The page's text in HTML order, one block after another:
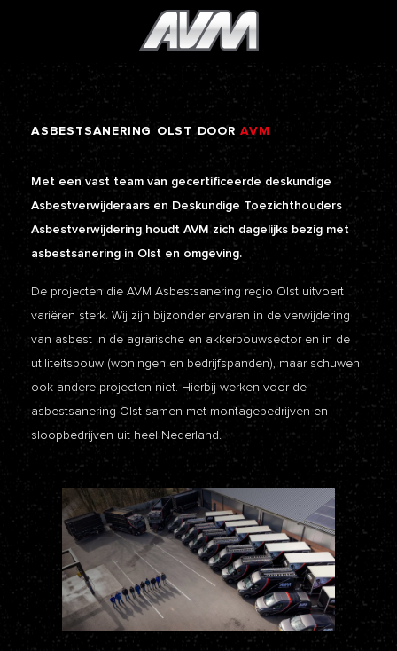
ASBESTSANERING OLST DOOR AVM
Met een vast team van gecertificeerde deskundige
Asbestverwijderaars en Deskundige Toezichthouders
Asbestverwijdering houdt AVM zich dagelijks bezig met
asbestsanering in Olst en omgeving.
De projecten die AVM Asbestsanering regio Olst uitvoert
variëren sterk. Wij zijn bijzonder ervaren in de verwijdering
van asbest in de agrarische en akkerbouwsector en in de
utiliteitsbouw (woningen en bedrijfspanden), maar schuwen
ook andere projecten niet. Hierbij werken voor de
asbestsanering Olst samen met montagebedrijven en
sloopbedrijven uit heel Nederland.